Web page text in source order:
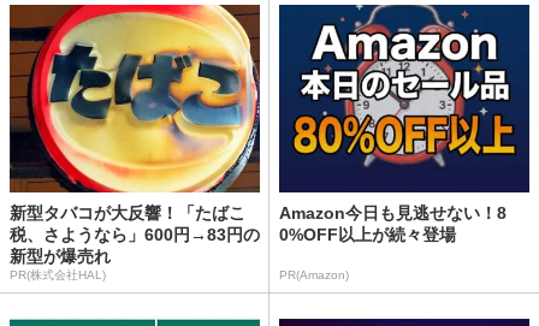
新型タバコが大反響！「たばこ
税、さようなら」600円→83円の
新型が爆売れ
PR(株式会社HAL)
Amazon今日も見逃せない！8
0%OFF以上が続々登場
PR(Amazon)